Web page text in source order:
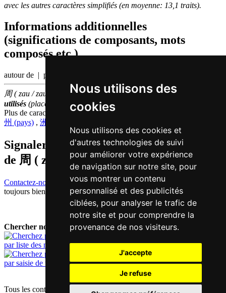
Nous utilisons des
cookies
Nous utilisons des cookies et
d'autres technologies de suivi
pour améliorer votre expérience
de navigation sur notre site, pour
vous montrer un contenu
personnalisé et des publicités
ciblées, pour analyser le trafic de
notre site et pour comprendre la
provenance de nos visiteurs.
J'accepte
Je refuse
avec les autres caractères simplifiés (en moyenne: 13,1 traits).
Informations additionnelles
(significations de composants, mots
composés etc.)
autour de | période
周 ( zau / zau1 ) fait partie des 500caractères chinoisles plus
utilisés (place parmi lescaractères individuels
Plus de caractères qui se prononcent
州 (pays) , 洲 (continent)
Signaler traduction fausse ou manquante
de 周 ( zau / zau1 )
Contactez-nous!
Votre feedback et critique constructive seront
toujours bienvenus.
Chercher nouveau mot:
par liste des mots
par saisie de texte
Tous les contenus sont protégés par les droits d'auteur allemands et